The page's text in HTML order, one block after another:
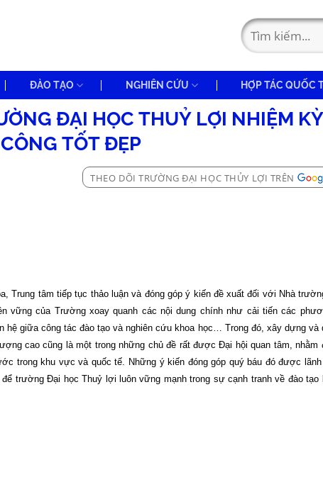
ĐÀO TẠO NGHIÊN CỨU HỢP TÁC QUỐC
ĐẠI HỌC THUỶ LỢI NHIỆM
TỐT ĐẸP
THEO DÕI TRƯỜNG ĐẠI HỌC THỦY LỢI TRÊN
Trung tâm tiếp tục thảo luận và đóng góp ý kiến đề xuất đối với Nhà
vững của Trường xoay quanh các nội dung chính như cải tiến các
giữa công tác đào tạo và nghiên cứu khoa học… Trong đó, xây dựng và
cao cũng là một trong những chủ đề rất được Đại hội quan tâm, nhằm
trong khu vực và quốc tế. Những ý kiến đóng góp quý báu đó được lãnh
trường Đại học Thuỷ lợi luôn vững mạnh trong sự cạnh tranh về đào tạo